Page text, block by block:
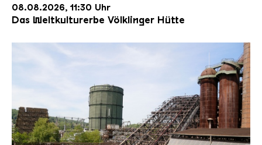
08.08.2026, 11:30 Uhr
Das Weltkulturerbe Völklinger Hütte